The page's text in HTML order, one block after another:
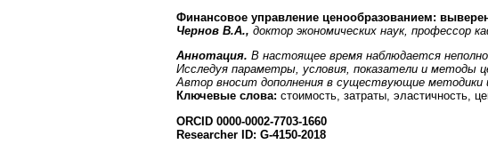
Финансовое управление ценообразованием:
Чернов В.А., доктор экономических наук, профессор
Аннотация. В настоящее время наблюдается
Исследуя параметры, условия, показатели и методы
Автор вносит дополнения в существующие методики
Ключевые слова: стоимость, затраты, эластичность,
ORCID 0000-0002-7703-1660
Researcher
ID: G-4150-2018